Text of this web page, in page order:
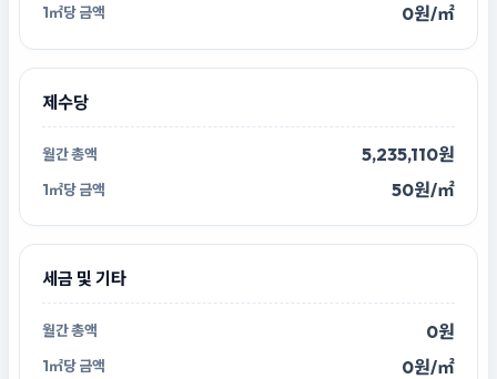
0원/㎡
제수당
5,235,110원
50원/㎡
세금 및 기타
0원
0원/㎡